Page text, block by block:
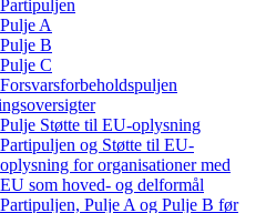
Partipuljen
Pulje A
Pulje B
Pulje C
Forsvarsforbeholdspuljen
Pulje Støtte til EU-oplysning
Partipuljen og Støtte til EU-
oplysning for organisationer med
EU som hoved- og delformål
Partipuljen, Pulje A og Pulje B før